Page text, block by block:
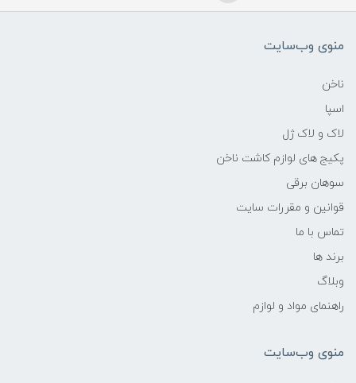
منوی وب‌سایت
ناخن
اسپا
لاک و لاک ژل
پکیج های لوازم کاشت ناخن
سوهان برقی
قوانین و مقررات سایت
تماس با ما
برند ها
وبلاگ
راهنمای مواد و لوازم
منوی وب‌سایت